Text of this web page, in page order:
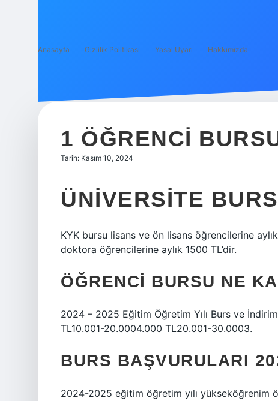
Anasayfa Gizlilik Politikası Yasal Uyarı Hakkımızda
1 ÖĞRENCI
Tarih: Kasım 10, 2024
ÜNIVERSITE
KYK bursu lisans ve ön lisans öğrencilerine
doktora öğrencilerine aylık 1500 TL’dir.
ÖĞRENCI BURSU NE
2024 – 2025 Eğitim Öğretim Yılı Burs ve
TL10.001-20.0004.000 TL20.001-30.0003.
BURS BAŞVURULARI
2024-2025 eğitim öğretim yılı yükseköğrenim